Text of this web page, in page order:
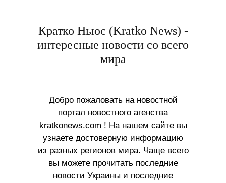
Кратко Ньюс (Kratko News) -
интересные новости со всего
мира
Добро пожаловать на новостной
портал новостного агенства
kratkonews.com ! На нашем сайте вы
узнаете достоверную информацию
из разных регионов мира. Чаще всего
вы можете прочитать последние
новости Украины и последние